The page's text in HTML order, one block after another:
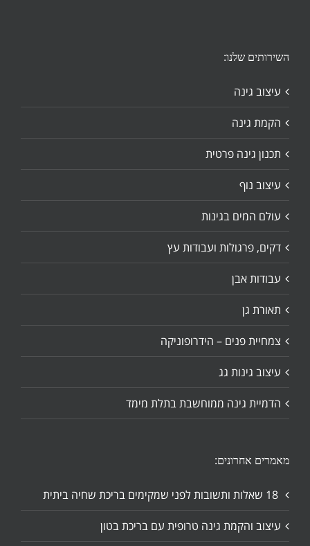
השירותים שלנו:
עיצוב גינה
הקמת גינה
תכנון גינה פרטית
עיצוב נוף
עולם המים בגינות
דקים, פרגולות ועבודות עץ
עבודות אבן
תאורת גן
צמחיית פנים – הידרופוניקה
עיצוב גינות גג
הדמיית גינה ממוחשבת בתלת מימד
מאמרים אחרונים:
עיצוב והקמת גינה טרופית עם בריכת בטון